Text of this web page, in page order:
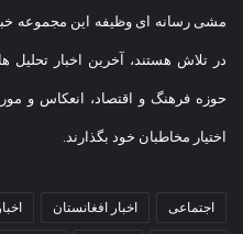
مشی رسانه ای وظیفه این مجموعه
در تلاش هستند، آخرین اخبار تحلیل
حوزه فرهنگ و اقتصاد، انعکاس و
اختیار مخاطبان خود بگذارند.
اجتماعی اخبار افغانستان